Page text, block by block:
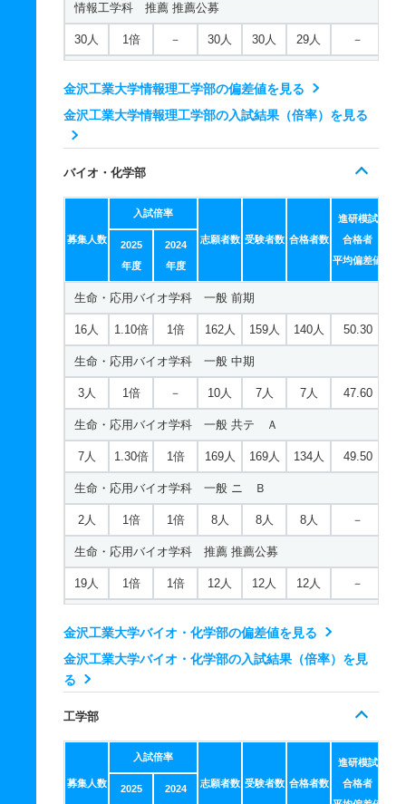
情報工学科 推薦 推薦公募
30人 1倍 － 30人 30人 29人 －
知能情報システム学科 一般 前期
31人 1.30倍 50
知能情報システム学科 一般 中期
1倍 －
知能情報システム学科 一般 共テ Ａ
12人 1.40倍 1倍 227人 227人
知能情報システム学科 一般 ニ Ｂ
2人 1.10倍 － 19人 19人
知能情報システム学科 推薦 推薦公募
30人 1倍 － 11人 11人
知能情報システム学科 推薦 専門高校特別公募
13人 1倍 － 13人 13人
ロボティクス学科 一般 前期
19人 1.20倍 1.10倍 63人 61人
ロボティクス学科 一般 中期
ロボティクス学科 一般 共テ Ａ
8人
2人 1.30倍 － 10人 10人 8人 －
ロボティクス学科 推薦 推薦公募
－
金沢工業大学情報理工学部の偏差値を見る
金沢工業大学情報理工学部の入試結果（倍率）を見る
バイオ・化学部
募集人数
入試倍率
志願者数 受験者数 合格者数
進研模試
合格者
平均偏差値
2025
年度
2024
年度
生命・応用バイオ学科 一般 前期
16人 1.10倍 1倍 162人 159人 140人 50.30
生命・応用バイオ学科 一般 中期
3人 1倍 － 10人 7人 7人 47.60
生命・応用バイオ学科 一般 共テ Ａ
7人 1.30倍 1倍 169人 169人 134人 49.50
生命・応用バイオ学科 一般 ニ Ｂ
2人 1倍 1倍 8人 8人 8人 －
生命・応用バイオ学科 推薦 推薦公募
19人 1倍 1倍 12人 12人 12人 －
環境・応用化学科 一般 前期
16人 50.60
環境・応用化学科 一般 中期
1倍 －
金沢工業大学バイオ・化学部の偏差値を見る
金沢工業大学バイオ・化学部の入試結果（倍率）を見
る
工学部
募集人数
入試倍率
志願者数 受験者数 合格者数
進研模試
合格者
2025 2024